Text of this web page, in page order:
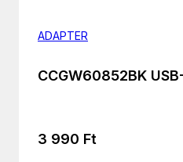
ADAPTER
CCGW60852BK
3 990 Ft